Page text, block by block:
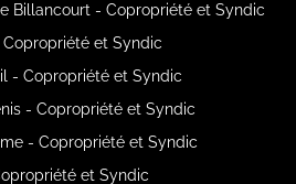
Billancourt - Copropriété et Syndic
et Syndic
- Copropriété et Syndic
- Copropriété et Syndic
- Copropriété et Syndic
et Syndic